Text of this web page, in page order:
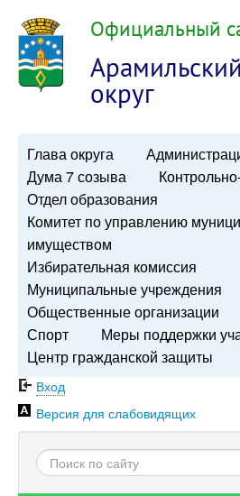
Официальный
округ
Глава округа
Дума 7 созыва
Отдел образования
Комитет по управлению
имуществом
Избирательная комиссия
Муниципальные учреждения
Общественные организации
Спорт
Меры поддержки
Центр гражданской защиты
Вход
Версия для слабовидящих